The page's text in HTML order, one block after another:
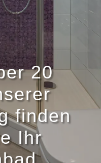
20
finden
Ihr